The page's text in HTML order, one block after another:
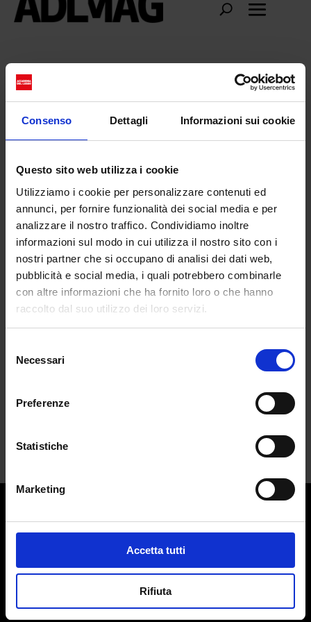
Consenso Dettagli Informazioni sui cookie
Questo sito web utilizza i cookie
Utilizziamo i cookie per personalizzare contenuti ed
annunci, per fornire funzionalità dei social media e per
analizzare il nostro traffico. Condividiamo inoltre
informazioni sul modo in cui utilizza il nostro sito con i
nostri partner che si occupano di analisi dei dati web,
pubblicità e social media, i quali potrebbero combinarle
con altre informazioni che ha fornito loro o che hanno
raccolto dal suo utilizzo dei loro servizi.
delNecessari
Preferenze
Statistiche
Marketing
Accetta tutti
Rifiuta
cultural studies
Simona Jiang e il progetto Gen2: una
daEmma Sabatini|Mag 15, 2025|CULTURE
In vista del referendum per la cittadinanza
Contatti:redazione@adlmag.it
ACCADEMIA DEL LUSSO